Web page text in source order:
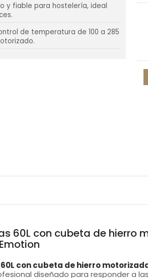
y fiable para hostelería, ideal
de temperatura de 100 a 285
60L con cubeta de hierro
con cubeta de hierro
diseñado para responder a